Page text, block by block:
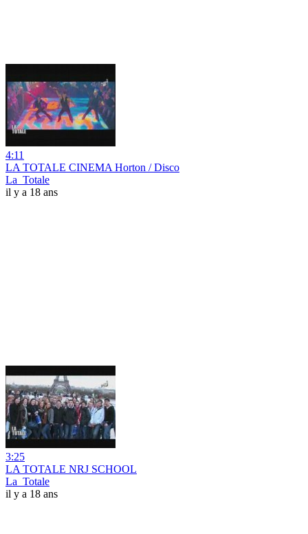
4:11
LA TOTALE CINEMA Horton / Disco
La_Totale
il y a 18 ans
3:25
LA TOTALE NRJ SCHOOL
La_Totale
il y a 18 ans